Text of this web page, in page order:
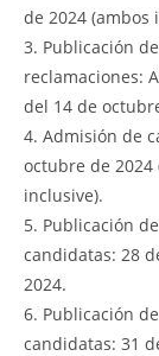
de 2024 (ambos
3. Publicación
reclamaciones:
del 14 de
4. Admisión de
octubre de 2024
inclusive).
5. Publicación
candidatas: 28
2024.
6. Publicación
candidatas: 31